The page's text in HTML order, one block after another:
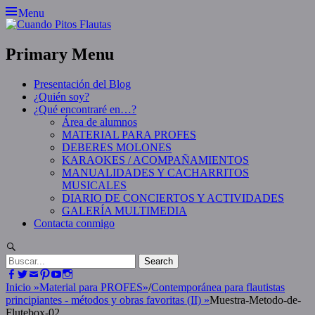
Skip
to
Menu
Primary Menu
Presentación del Blog
¿Quién soy?
¿Qué encontraré en…?
Área de alumnos
MATERIAL PARA PROFES
DEBERES MOLONES
KARAOKES / ACOMPAÑAMIENTOS
MANUALIDADES Y CACHARRITOS
MUSICALES
DIARIO DE CONCIERTOS Y ACTIVIDADES
GALERÍA MULTIMEDIA
Contacta conmigo
Search
for:Facebook
Twitter
EmailPinterest
YouTube
Inicio »Material para PROFES»/Contemporánea para flautistas
principiantes - métodos y obras favoritas (II) »Muestra-Metodo-de-
Flutebox-02